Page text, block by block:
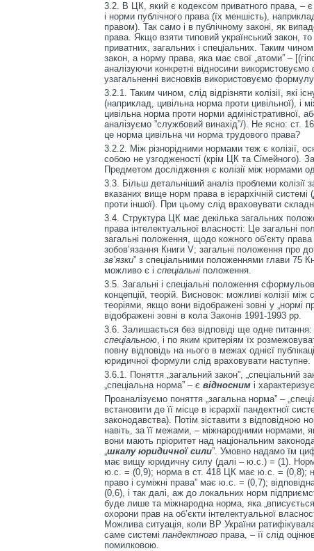
3.2. В ЦК, який є кодексом приватного права, –
і норми публічного права (їх меншість),
правом). Так само і в публічному законі, як
права. Якщо взяти типовий український закон,
приватних, загальних і спеціальних. Таким
закон, а норму права, яка має свої „атоми” –
аналізуючи конкретні відносини
узагальненні висновків використовуємо формулу
3.2.1. Таким чином, слід відрізняти колізії, які
(наприклад, цивільна норма проти цивільної), і
цивільна норма проти норми адміністративної,
аналізуємо ”службовий винахід”/). Не ясно: ст.
це норма цивільна чи норма трудового права?
3.2.2. Між різнорідними нормами теж є колізії,
собою не узгодженості (крім ЦК та Сімейного).
Предметом дослідження є колізії між нормами
3.3. Більш детальніший аналіз проблеми колізії
вказаних вище норм права в ієрархічній
проти іншої). При цьому слід враховувати
3.4. Структура ЦК має декілька загальних
права інтелектуальної власності: Це загальні
загальні положення, щодо кожного об’єкту
зобов’язання Книги V; загальні положення про
зв’язки” з спеціальними положеннями глави 75
можливо є і спеціальні положення.
3.5. Загальні і спеціальні положення
концепцій, теорій. Висновок: можливі колізії
теоріями, якщо вони відображені зовні у „нормі
відображені зовні в кола Законів 1991-1993 рр.
3.6. Залишається без відповіді ще одне
спеціальною, і по яким критеріям їх
повну відповідь на нього в межах однієї
юридичної формули слід враховувати наступне.
3.6.1. Поняття „загальний закон”, „спеціальний
„спеціальна норма” – є відносним і
Проаналізуємо поняття „загальна норма” –
встановити де її місце в ієрархії пандектної
законодавства). Потім зіставити з відповідною
навіть, за її межами, – міжнародними нормами,
вони мають пріоритет над національним
„шкалу юридичної сили”. Умовно надамо їм
має вищу юридичну силу (далі – ю.с.) = (1).
ю.с. = (0,9); норма в ст. 418 ЦК має ю.с. = (0,8);
право і суміжні права” має ю.с. = (0,7);
(0,6), і так далі, аж до локальних норм
буде лише та міжнародна норма, яка
охорони прав на об’єкти інтелектуальної
Можлива ситуація, коли ВР України
саме системі пандектного права, – її слід
помилковою.